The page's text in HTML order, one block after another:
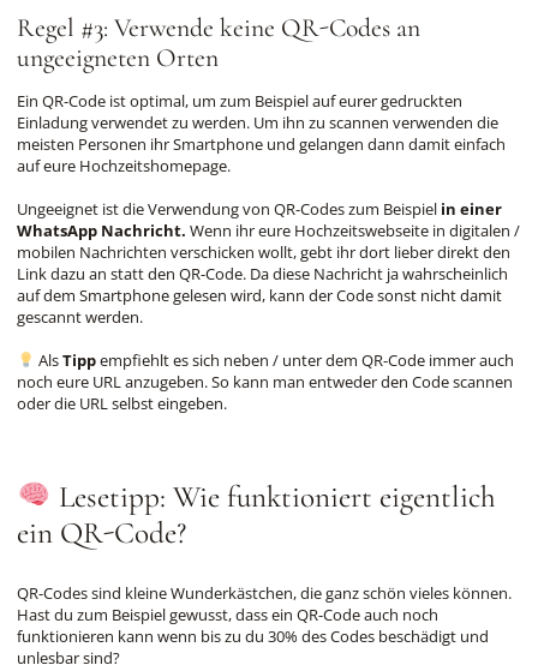
Regel #3: Verwende keine QR-Codes an
ungeeigneten Orten
Ein QR-Code ist optimal, um zum Beispiel auf eurer gedruckten
Einladung verwendet zu werden. Um ihn zu scannen verwenden die
meisten Personen ihr Smartphone und gelangen dann damit einfach
auf eure Hochzeitshomepage.
Ungeeignet ist die Verwendung von QR-Codes zum Beispiel in einer
WhatsApp Nachricht. Wenn ihr eure Hochzeitswebseite in digitalen /
mobilen Nachrichten verschicken wollt, gebt ihr dort lieber direkt den
Link dazu an statt den QR-Code. Da diese Nachricht ja wahrscheinlich
auf dem Smartphone gelesen wird, kann der Code sonst nicht damit
gescannt werden.
AlsTippempfiehlt es sich neben / unter dem QR-Code immer auch
noch eure URL anzugeben. So kann man entweder den Code scannen
oder die URL selbst eingeben.
Lesetipp: Wie funktioniert eigentlich
ein QR-Code?
QR-Codes sind kleine Wunderkästchen, die ganz schön vieles können.
Hast du zum Beispiel gewusst, dass ein QR-Code auch noch
funktionieren kann wenn bis zu du 30% des Codes beschädigt und
unlesbar sind?